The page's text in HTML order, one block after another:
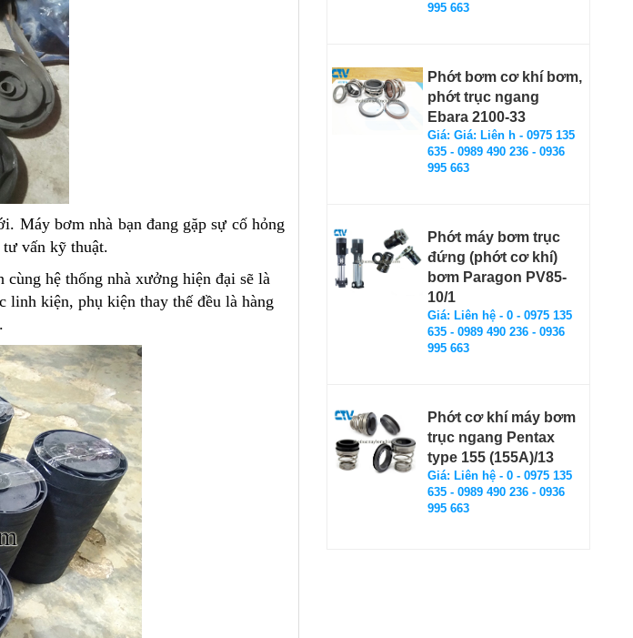
Máy bơm nhà bạn đang gặp sự cố hỏng
vấn kỹ thuật.
hệ thống nhà xưởng hiện đại sẽ là
linh kiện, phụ kiện thay thế đều là hàng
995 663
Phớt bơm cơ khí bơm,
phớt trục ngang
Ebara 2100-33
Giá: Giá: Liên h - 0975 135
635 - 0989 490 236 - 0936
995 663
Phớt máy bơm trục
đứng (phớt cơ khí)
bơm Paragon PV85-
10/1
Giá: Liên hệ - 0 - 0975 135
635 - 0989 490 236 - 0936
995 663
Phớt cơ khí máy bơm
trục ngang Pentax
type 155 (155A)/13
Giá: Liên hệ - 0 - 0975 135
635 - 0989 490 236 - 0936
995 663